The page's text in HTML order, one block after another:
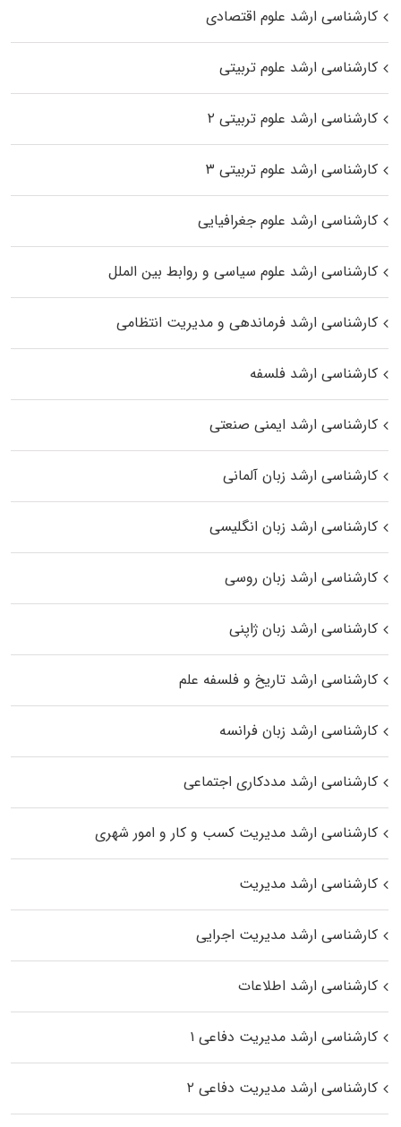
کارشناسی ارشد علوم اقتصادی
کارشناسی ارشد علوم تربیتی
کارشناسی ارشد علوم تربیتی ۲
کارشناسی ارشد علوم تربیتی ۳
کارشناسی ارشد علوم جغرافیایی
کارشناسی ارشد علوم سیاسی و روابط بین الملل
کارشناسی ارشد فرماندهی و مدیریت انتظامی
کارشناسی ارشد فلسفه
کارشناسی ارشد ایمنی صنعتی
کارشناسی ارشد زبان آلمانی
کارشناسی ارشد زبان انگلیسی
کارشناسی ارشد زبان روسی
کارشناسی ارشد زبان ژاپنی
کارشناسی ارشد تاریخ و فلسفه علم
کارشناسی ارشد زبان فرانسه
کارشناسی ارشد مددکاری اجتماعی
کارشناسی ارشد مدیریت کسب و کار و امور شهری
کارشناسی ارشد مدیریت
کارشناسی ارشد مدیریت اجرایی
کارشناسی ارشد اطلاعات
کارشناسی ارشد مدیریت دفاعی ۱
کارشناسی ارشد مدیریت دفاعی ۲